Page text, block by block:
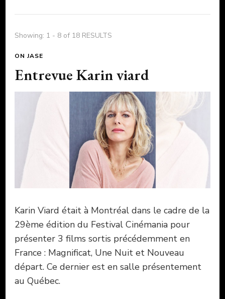
Showing: 1 - 8 of 18 RESULTS
ON JASE
Entrevue Karin viard
Karin Viard était à Montréal dans le cadre de la
29ème édition du Festival Cinémania pour
présenter 3 films sortis précédemment en
France : Magnificat, Une Nuit et Nouveau
départ. Ce dernier est en salle présentement
au Québec.